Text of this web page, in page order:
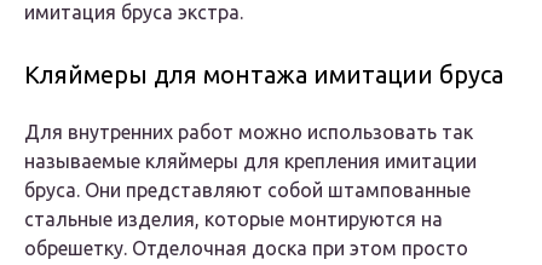
имитация бруса экстра.
Кляймеры для монтажа имитации бруса
Для внутренних работ можно использовать так
называемые кляймеры для крепления имитации
бруса. Они представляют собой штампованные
стальные изделия, которые монтируются на
обрешетку. Отделочная доска при этом просто